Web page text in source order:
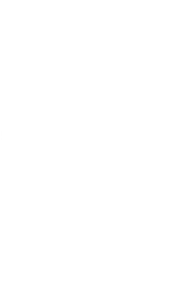
und